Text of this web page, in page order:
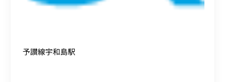
予讃線宇和島駅